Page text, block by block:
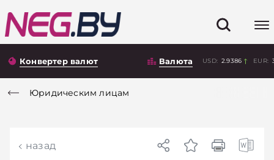
Конвертер валют Валюта USD: 2.9386 EUR:
Юридическим лицам
назад